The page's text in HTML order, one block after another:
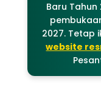
Baru
2027. Tetap
website